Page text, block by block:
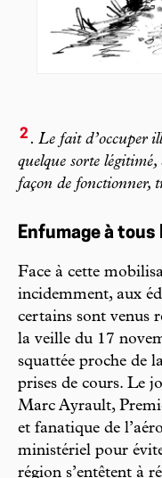
2 . Le fait d’occuper
quelque sorte
façon de fonctionner,
Enfumage à tous
Face à cette
incidemment, aux
certains sont venus
la veille du 17
squattée proche de
prises de cours. Le
Marc Ayrault,
et fanatique de
ministériel pour
région s’entêtent à